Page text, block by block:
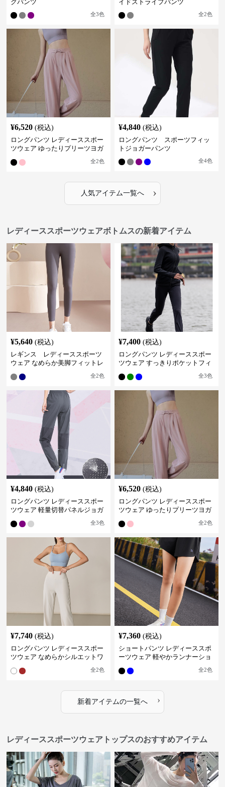
グパンツ
全3色
イドストライプパンツ
全2色
¥6,520 (税込)
ロングパンツ レディーススポー
ツウェア ゆったりプリーツヨガ
全2色
¥4,840 (税込)
ロングパンツ スポーツフィッ
トジョガーパンツ
全4色
人気アイテム一覧へ ›
レディーススポーツウェアボトムスの新着アイテム
¥5,640 (税込)
レギンス レディーススポーツ
ウェア なめらか美脚フィットレ
全2色
¥7,400 (税込)
ロングパンツ レディーススポー
ツウェア すっきりポケットフィ
全3色
¥4,840 (税込)
ロングパンツ レディーススポー
ツウェア 軽量切替パネルジョガ
全3色
¥6,520 (税込)
ロングパンツ レディーススポー
ツウェア ゆったりプリーツヨガ
全2色
¥7,740 (税込)
ロングパンツ レディーススポー
ツウェア なめらかシルエットワ
全2色
¥7,360 (税込)
ショートパンツ レディーススポ
ーツウェア 軽やかランナーショ
全2色
新着アイテムの一覧へ ›
レディーススポーツウェアトップスのおすすめアイテム